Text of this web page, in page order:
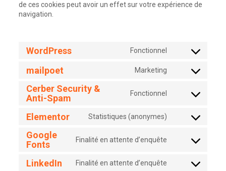
de ces cookies peut avoir un effet sur votre expérience de
navigation.
WordPress Fonctionnel
mailpoet Marketing
Cerber Security &
Anti-Spam
Fonctionnel
Elementor Statistiques (anonymes)
Google
Fonts
Finalité en attente d’enquête
LinkedIn Finalité en attente d’enquête